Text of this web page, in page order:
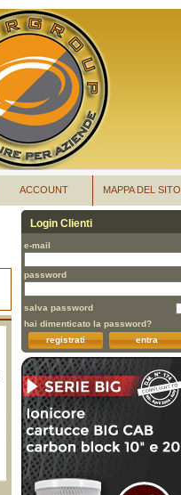
MAPPA DEL SITO
ACCOUNT
Login Clienti
e-mail
password
salva password
hai dimenticato la password?
entra
registrati